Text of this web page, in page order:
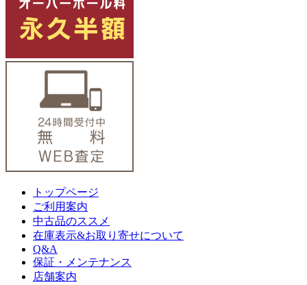
トップページ
ご利用案内
中古品のススメ
在庫表示&お取り寄せについて
Q&A
保証・メンテナンス
店舗案内